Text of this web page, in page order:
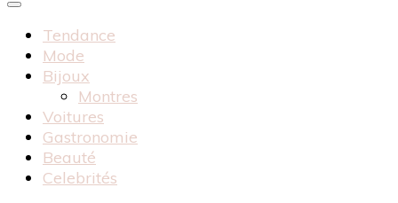
Tendance
Mode
Bijoux
Montres
Voitures
Gastronomie
Beauté
Celebrités